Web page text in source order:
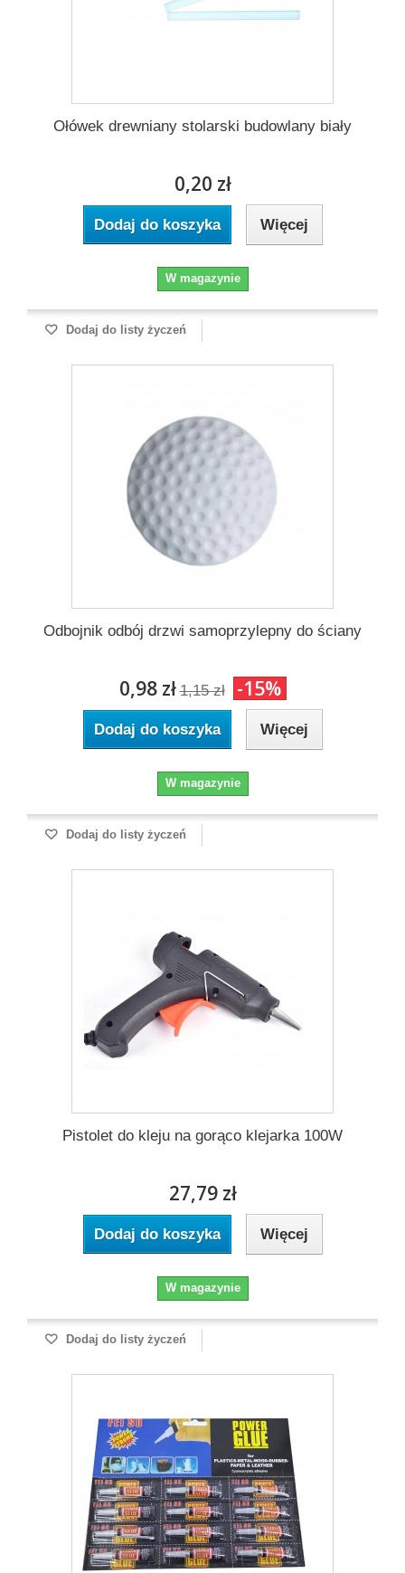
Ołówek drewniany stolarski budowlany biały
0,20 zł
Dodaj do koszyka Więcej
W magazynie
Dodaj do listy życzeń
Odbojnik odbój drzwi samoprzylepny do ściany
0,98 zł 1,15 zł -15%
Dodaj do koszyka Więcej
W magazynie
Dodaj do listy życzeń
Pistolet do kleju na gorąco klejarka 100W
27,79 zł
Dodaj do koszyka Więcej
W magazynie
Dodaj do listy życzeń